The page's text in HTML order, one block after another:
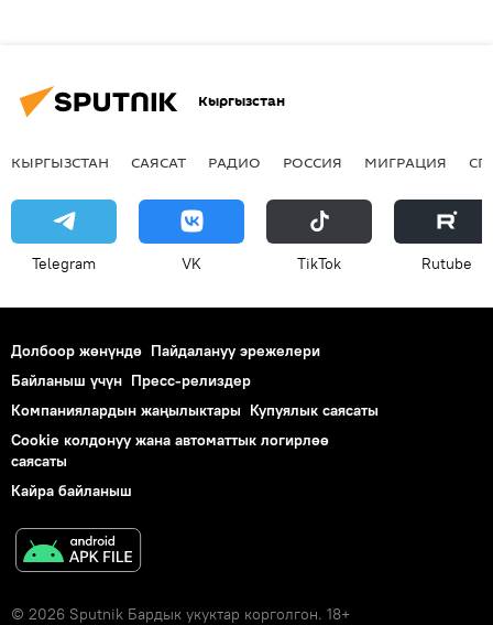
Кыргызстан
КЫРГЫЗСТАН САЯСАТ РАДИО РОССИЯ МИГРАЦИЯ
Telegram VK ТikТоk Rutube
Долбоор жөнүндө Пайдалануу эрежелери
Байланыш үчүн Пресс-релиздер
Компаниялардын жаңылыктары Купуялык саясаты
Cookie колдонуу жана автоматтык логирлөө
саясаты
Кайра байланыш
© 2026 Sputnik Бардык укуктар корголгон. 18+